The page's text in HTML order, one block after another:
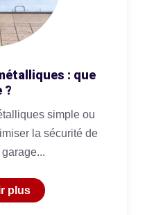
: que
?
simple ou
la sécurité de
plus